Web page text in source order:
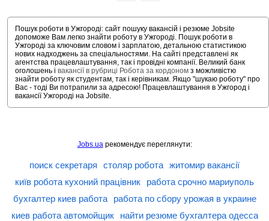
Пошук роботи в Ужгороді: сайт пошуку вакансій і резюме Jobsite
допоможе Вам легко знайти роботу в Ужгороді. Пошук роботи в
Ужгороді за ключовим словом і зарплатою, детальною статистикою
нових надходжень за спеціальностями. На сайті представлені як
агентства працевлаштування, так і провідні компанії. Великий банк
оголошень і вакансії в рубриці Робота за кордоном з можливістю
знайти роботу як студентам, так і керівникам. Якщо "шукаю роботу" про
Вас - тоді Ви потрапили за адресою! Працевлаштування в Ужгород і
вакансії Ужгороді на Jobsite.
Jobs.uaрекомендує переглянути:
поиск секретаря столяр робота житомир вакансії
київ робота кухоний працівник
работа срочно мариуполь
бухгалтер киев работа
работа по сбору урожая в украине
киев работа автомойщик
найти резюме бухгалтера одесса